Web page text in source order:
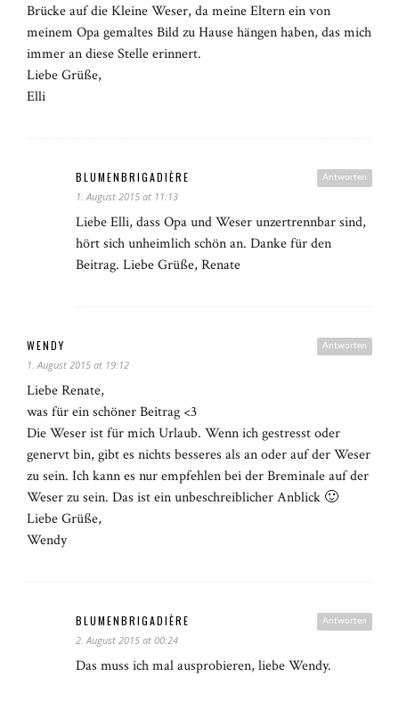
Brücke auf die Kleine Weser, da meine Eltern ein von
meinem Opa gemaltes Bild zu Hause hängen haben, das mich
immer an diese Stelle erinnert.
Liebe Grüße,
Elli
Antworten
BLUMENBRIGADIÈRE
1. August 2015 at 11:13
Liebe Elli, dass Opa und Weser unzertrennbar sind,
hört sich unheimlich schön an. Danke für den
Beitrag. Liebe Grüße, Renate
Antworten
WENDY
1. August 2015 at 19:12
Liebe Renate,
was für ein schöner Beitrag <3
Die Weser ist für mich Urlaub. Wenn ich gestresst oder
genervt bin, gibt es nichts besseres als an oder auf der Weser
zu sein. Ich kann es nur empfehlen bei der Breminale auf der
Weser zu sein. Das ist ein unbeschreiblicher Anblick 🙂
Liebe Grüße,
Wendy
Antworten
BLUMENBRIGADIÈRE
2. August 2015 at 00:24
Das muss ich mal ausprobieren, liebe Wendy.